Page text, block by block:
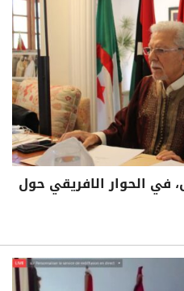
في الحوار الافريقي حول